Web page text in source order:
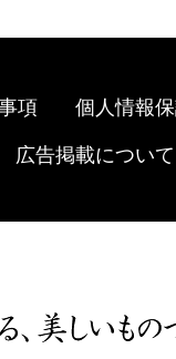
項 個人情報
広告掲載について